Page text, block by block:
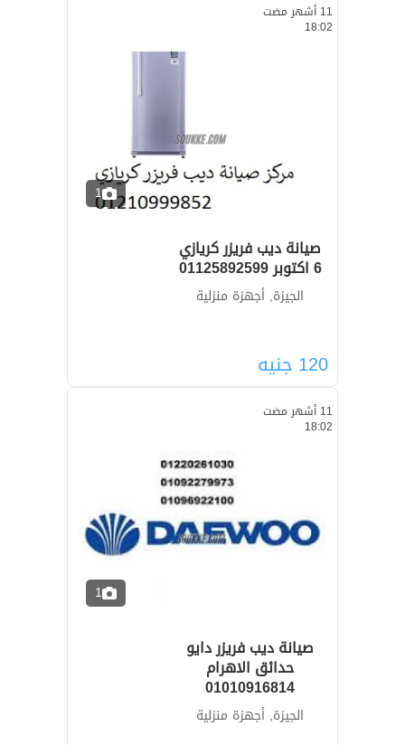
11 أشهر مضت
18:02
1
صيانة ديب فريزر كريازي
6 اكتوبر 01125892599
الجيزة, أجهزة منزلية
120 جنيه
11 أشهر مضت
18:02
1
صيانة ديب فريزر دايو
حدائق الاهرام
01010916814
الجيزة, أجهزة منزلية